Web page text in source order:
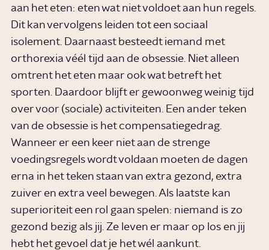
aan het eten: eten wat niet voldoet aan hun regels.
Dit kan vervolgens leiden tot een sociaal
isolement. Daarnaast besteedt iemand met
orthorexia véél tijd aan de obsessie. Niet alleen
omtrent het eten maar ook wat betreft het
sporten. Daardoor blijft er gewoonweg weinig tijd
over voor (sociale) activiteiten. Een ander teken
van de obsessie is het compensatiegedrag.
Wanneer er een keer niet aan de strenge
voedingsregels wordt voldaan moeten de dagen
erna in het teken staan van extra gezond, extra
zuiver en extra veel bewegen. Als laatste kan
superioriteit een rol gaan spelen: niemand is zo
gezond bezig als jij. Ze leven er maar op los en jij
hebt het gevoel dat je het wél aankunt.